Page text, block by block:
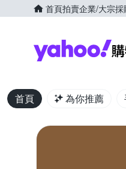
首頁拍賣企業/大宗採
首頁 為你推薦